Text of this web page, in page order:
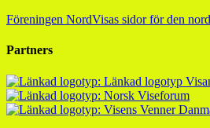
Föreningen NordVisas sidor för den
Partners